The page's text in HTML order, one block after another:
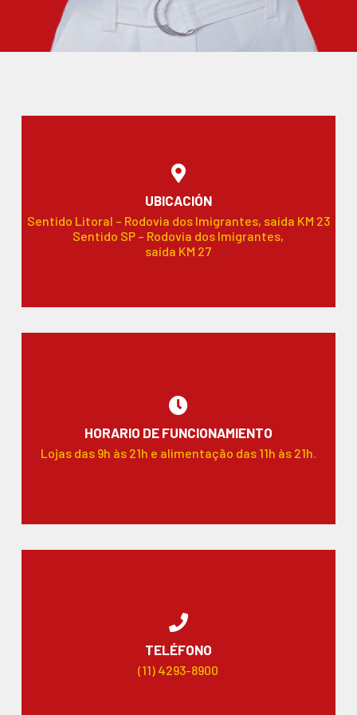
UBICACIÓN
Sentido Litoral – Rodovia dos Imigrantes, saída KM 23
Sentido SP – Rodovia dos Imigrantes,
saída KM 27
HORARIO DE FUNCIONAMIENTO
Lojas das 9h às 21h e alimentação das 11h às 21h.
TELÉFONO
(11) 4293-8900